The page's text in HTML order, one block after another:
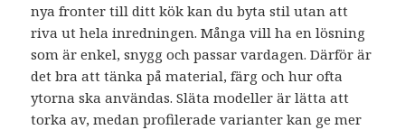
nya fronter till ditt kök kan du byta stil utan att
riva ut hela inredningen. Många vill ha en lösning
som är enkel, snygg och passar vardagen. Därför är
det bra att tänka på material, färg och hur ofta
ytorna ska användas. Släta modeller är lätta att
torka av, medan profilerade varianter kan ge mer